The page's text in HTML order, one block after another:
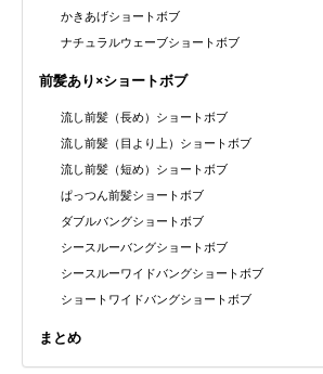
かきあげショートボブ
ナチュラルウェーブショートボブ
前髪あり×ショートボブ
流し前髪（長め）ショートボブ
流し前髪（目より上）ショートボブ
流し前髪（短め）ショートボブ
ぱっつん前髪ショートボブ
ダブルバングショートボブ
シースルーバングショートボブ
シースルーワイドバングショートボブ
ショートワイドバングショートボブ
まとめ